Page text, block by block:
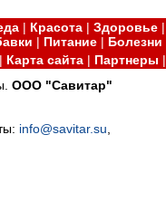
| Красота |Здоровье
| Питание| Болезни
Карта сайта| Партнеры
ООО "Савитар"
info@savitar.su